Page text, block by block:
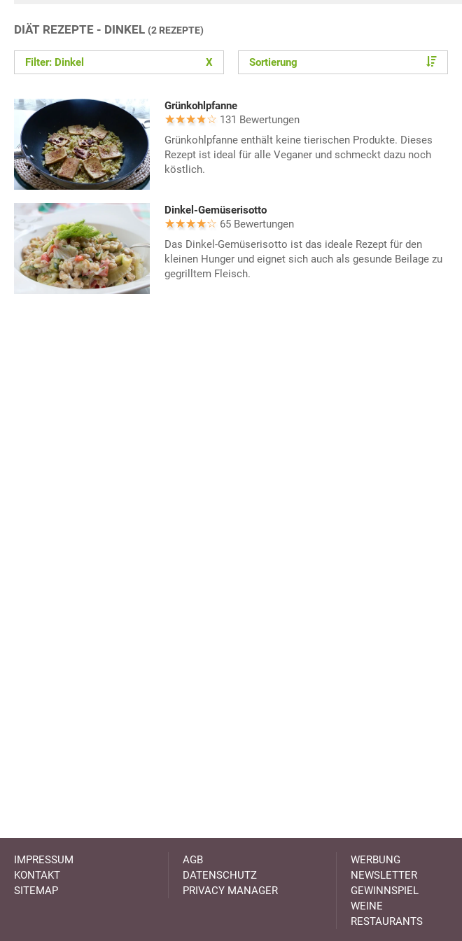
DIÄT REZEPTE - DINKEL (2 REZEPTE)
Filter: Dinkel X Sortierung
Grünkohlpfanne
131 Bewertungen
Grünkohlpfanne enthält keine tierischen Produkte. Dieses
Rezept ist ideal für alle Veganer und schmeckt dazu noch
köstlich.
Dinkel-Gemüserisotto
65 Bewertungen
Das Dinkel-Gemüserisotto ist das ideale Rezept für den
kleinen Hunger und eignet sich auch als gesunde Beilage zu
gegrilltem Fleisch.
IMPRESSUM
KONTAKT
SITEMAP
AGB
DATENSCHUTZ
PRIVACY MANAGER
WERBUNG
NEWSLETTER
GEWINNSPIEL
WEINE
RESTAURANTS